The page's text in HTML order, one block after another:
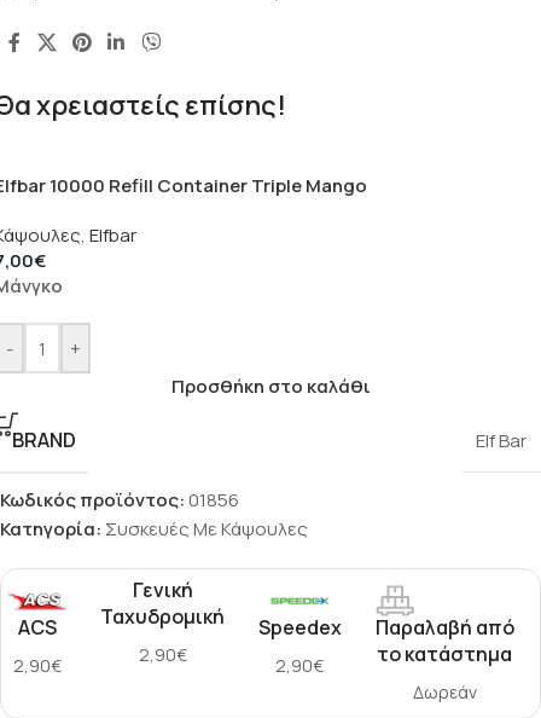
χρειαστείς επίσης!
10000 Refill Container Triple Mango
, Elfbar
€
-
+
Προσθήκη στο καλάθι
BRAND Elf Bar
Κωδικός προϊόντος:01856
Κατηγορία: Συσκευές Με Κάψουλες
ACS
2,90€
Γενική
Ταχυδρομική
2,90€
Speedex
2,90€
Παραλαβή από
το κατάστημα
Δωρεάν